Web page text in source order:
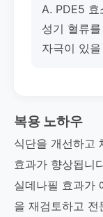
A. PDE5 효
성기 혈류
자극이 있
복용 노하우
식단을 개선하고
효과가 향상됩니
실데나필 효과가
을 재검토하고 전